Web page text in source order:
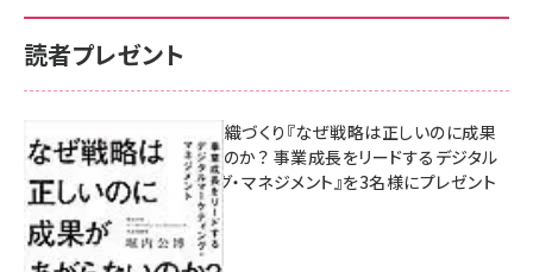
読者プレゼント
成果を生む組織づくり『なぜ戦略は正しいのに成果
があがらないのか？ 事業成長をリードするデジタル
マーケティング・マネジメント』を3名様にプレゼント
10:00